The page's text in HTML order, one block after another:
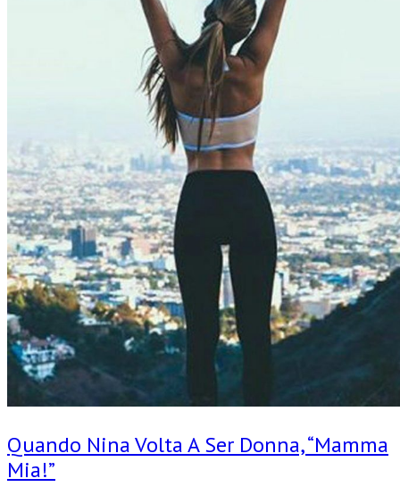
Quando Nina Volta A Ser Donna, “Mamma
Mia!”